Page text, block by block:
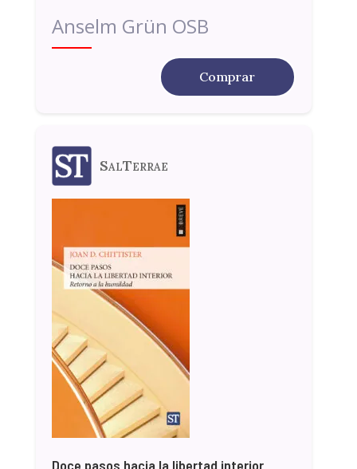
Anselm Grün OSB
Comprar
SalTerrae
Doce pasos hacia la libertad interior